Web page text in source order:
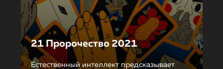
21 Пророчество 2021
Естественный интеллект предсказывает